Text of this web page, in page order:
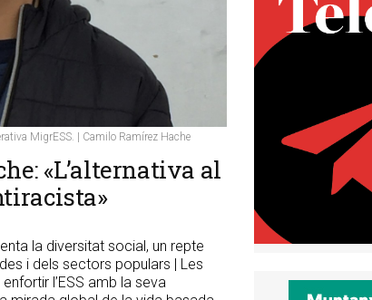
MigrESS. | Camilo Ramírez Hache
«L’alternativa al
la diversitat social, un repte
i dels sectors populars | Les
l’ESS amb la seva